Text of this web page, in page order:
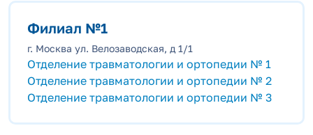
Филиал №1
г. Москва ул. Велозаводская, д 1/1
Отделение травматологии и ортопедии № 1
Отделение травматологии и ортопедии № 2
Отделение травматологии и ортопедии № 3